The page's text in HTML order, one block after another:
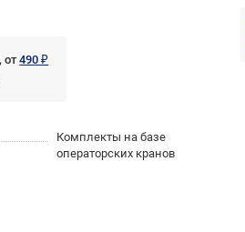
от490 ₽
Комплекты на базе
операторских кранов